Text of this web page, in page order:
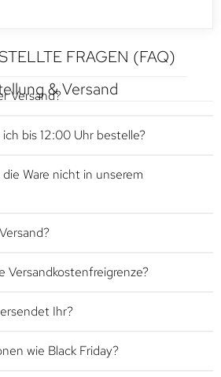
FRAGEN (FAQ)
& Versand
Versand?
bis 12:00 Uhr bestelle?
Ware nicht in unserem
Versandkostenfreigrenze?
Ihr?
wie Black Friday?